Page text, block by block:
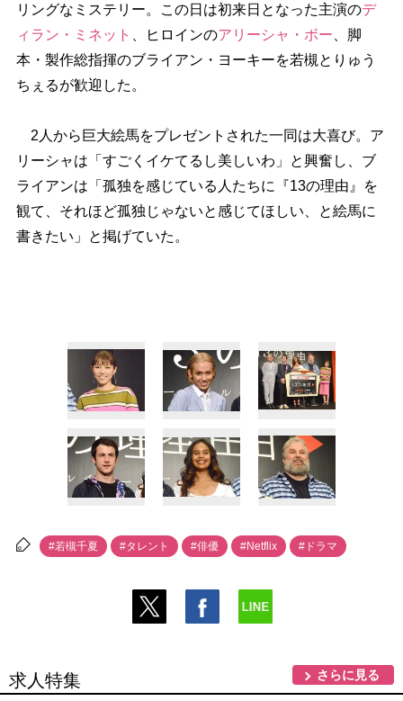
リングなミステリー。この日は初来日となった主演のデ
ィラン・ミネット
、ヒロインのアリーシャ・ボー 、脚
本・製作総指揮のブライアン・ヨーキーを若槻とりゅう
ちぇるが歓迎した。
2人から巨大絵馬をプレゼントされた一同は大喜び。ア
リーシャは「すごくイケてるし美しいわ」と興奮し、ブ
ライアンは「孤独を感じている人たちに『13の理由』を
観て、それほど孤独じゃないと感じてほしい、と絵馬に
書きたい」と掲げていた。
#若槻千夏 #タレント #俳優 #Netflix #ドラマ
求人特集 さらに見る